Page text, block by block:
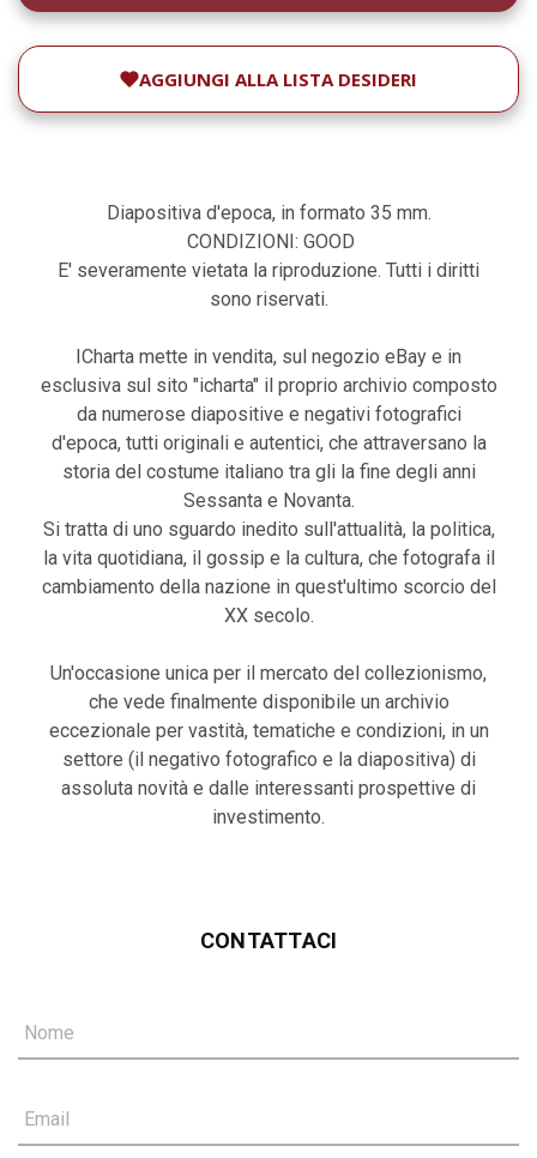
AGGIUNGI ALLA LISTA DESIDERI
Diapositiva d'epoca, in formato 35 mm.
CONDIZIONI: GOOD
E' severamente vietata la riproduzione. Tutti i diritti
sono riservati.
ICharta mette in vendita, sul negozio eBay e in
esclusiva sul sito "icharta" il proprio archivio composto
da numerose diapositive e negativi fotografici
d'epoca, tutti originali e autentici, che attraversano la
storia del costume italiano tra gli la fine degli anni
Sessanta e Novanta.
Si tratta di uno sguardo inedito sull'attualità, la politica,
la vita quotidiana, il gossip e la cultura, che fotografa il
cambiamento della nazione in quest'ultimo scorcio del
XX secolo.
Un'occasione unica per il mercato del collezionismo,
che vede finalmente disponibile un archivio
eccezionale per vastità, tematiche e condizioni, in un
settore (il negativo fotografico e la diapositiva) di
assoluta novità e dalle interessanti prospettive di
investimento.
CONTATTACI
Nome
Email